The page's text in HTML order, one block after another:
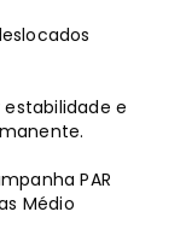
e
PAR
Médio